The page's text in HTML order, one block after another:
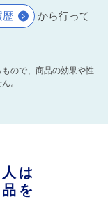
歴
から行って
ので、商品の効果や性
。
は
を